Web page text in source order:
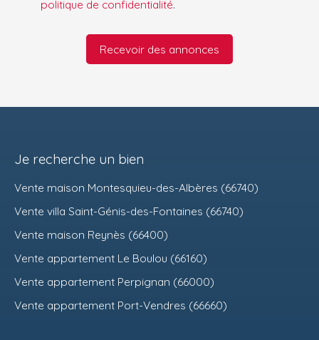
politique de confidentialité.
Recevoir des annonces
Je recherche un bien
Vente maison Montesquieu-des-Albères (66740)
Vente villa Saint-Génis-des-Fontaines (66740)
Vente maison Reynès (66400)
Vente appartement Le Boulou (66160)
Vente appartement Perpignan (66000)
Vente appartement Port-Vendres (66660)